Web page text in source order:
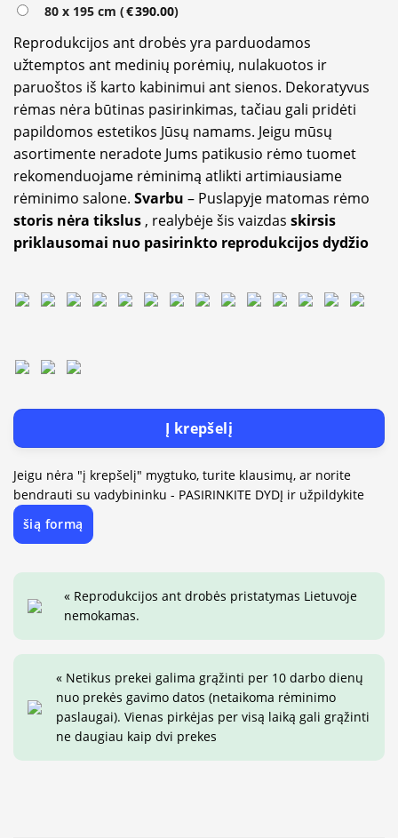
80 x 195 cm (€390.00)
Reprodukcijos ant drobės yra parduodamos
užtemptos ant medinių porėmių, nulakuotos ir
paruoštos iš karto kabinimui ant sienos. Dekoratyvus
rėmas nėra būtinas pasirinkimas, tačiau gali pridėti
papildomos estetikos Jūsų namams. Jeigu mūsų
asortimente neradote Jums patikusio rėmo tuomet
rekomenduojame rėminimą atlikti artimiausiame
rėminimo salone. Svarbu – Puslapyje matomas rėmo
storis nėra tikslus, realybėje šis vaizdas skirsis
priklausomai nuo pasirinkto reprodukcijos dydžio
Į krepšelį
Jeigu nėra "į krepšelį" mygtuko, turite klausimų, ar norite
bendrauti su vadybininku - PASIRINKITE DYDĮ ir užpildykite
šią formą
« Reprodukcijos ant drobės pristatymas Lietuvoje
nemokamas.
« Netikus prekei galima grąžinti per 10 darbo dienų
nuo prekės gavimo datos (netaikoma rėminimo
paslaugai). Vienas pirkėjas per visą laiką gali grąžinti
ne daugiau kaip dvi prekes